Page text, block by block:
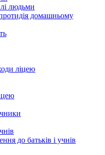
людьми
домашньому
ліцею
до батьків і учнів